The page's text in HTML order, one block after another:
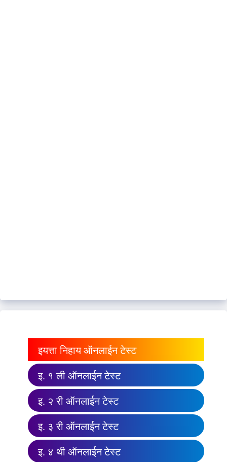
इयत्ता निहाय ऑनलाईन टेस्ट
इ. १ ली ऑनलाईन टेस्ट
इ. २ री ऑनलाईन टेस्ट
इ. ३ री ऑनलाईन टेस्ट
इ. ४ थी ऑनलाईन टेस्ट